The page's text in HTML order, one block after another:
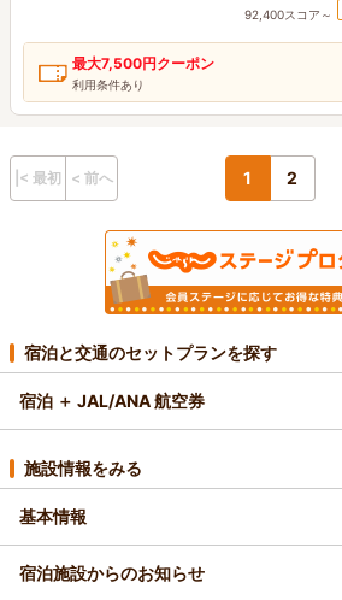
92,400スコア～
最大7,500円クーポン
利用条件あり
|< 最初 < 前へ 1 2
宿泊と交通のセットプランを探す
宿泊 ＋ JAL/ANA 航空券
施設情報をみる
基本情報
宿泊施設からのお知らせ